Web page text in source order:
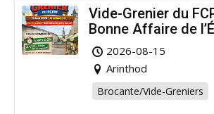
Vide-Grenier du
Bonne Affaire de
Arinthod !
2026-08-15
Arinthod
Brocante/Vide-Greniers